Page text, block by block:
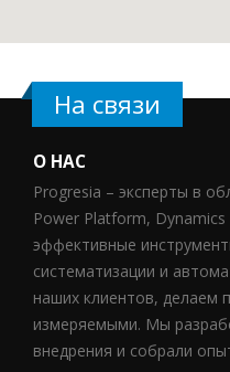
На связи
О НАС
Progresia – эксперты в
Power Platform,
эффективные
систематизации и
наших клиентов, делаем
измеряемыми. Мы
внедрения и собрали